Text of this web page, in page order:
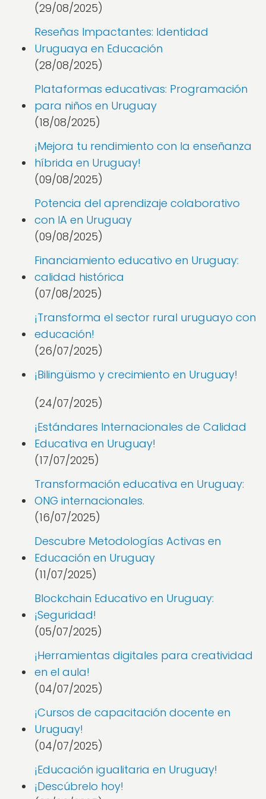
(29/08/2025)
Reseñas Impactantes: Identidad
Uruguaya en Educación
(28/08/2025)
Plataformas educativas: Programación
para niños en Uruguay
(18/08/2025)
¡Mejora tu rendimiento con la enseñanza
híbrida en Uruguay!
(09/08/2025)
Potencia del aprendizaje colaborativo
con IA en Uruguay
(09/08/2025)
Financiamiento educativo en Uruguay:
calidad histórica
(07/08/2025)
¡Transforma el sector rural uruguayo con
educación!
(26/07/2025)
¡Bilingüismo y crecimiento en Uruguay!
(24/07/2025)
¡Estándares Internacionales de Calidad
Educativa en Uruguay!
(17/07/2025)
Transformación educativa en Uruguay:
ONG internacionales.
(16/07/2025)
Descubre Metodologías Activas en
Educación en Uruguay
(11/07/2025)
Blockchain Educativo en Uruguay:
¡Seguridad!
(05/07/2025)
¡Herramientas digitales para creatividad
en el aula!
(04/07/2025)
¡Cursos de capacitación docente en
Uruguay!
(04/07/2025)
¡Educación igualitaria en Uruguay!
¡Descúbrelo hoy!